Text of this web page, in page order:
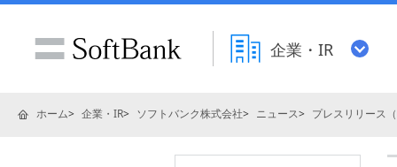
企業・IR
ホーム 企業・IR ソフトバンク株式会社 ニュース プレスリリース